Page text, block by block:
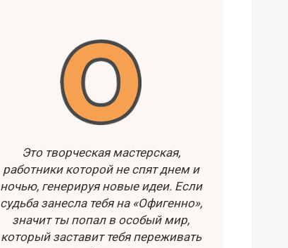
Это творческая мастерская,
работники которой не спят днем и
ночью, генерируя новые идеи. Если
судьба занесла тебя на «Офигенно»,
значит ты попал в особый мир,
который заставит тебя переживать